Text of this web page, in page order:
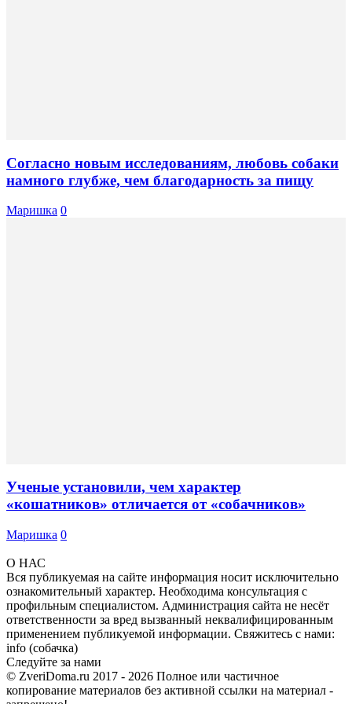
Согласно новым исследованиям, любовь собаки
намного глубже, чем благодарность за пищу
Маришка 0
Ученые установили, чем характер
«кошатников» отличается от «собачников»
Маришка 0
О НАС
Вся публикуемая на сайте информация носит исключительно
ознакомительный характер. Необходима консультация с
профильным специалистом. Администрация сайта не несёт
ответственности за вред вызванный неквалифицированным
применением публикуемой информации. Свяжитесь с нами:
info (собачка)
Следуйте за нами
© ZveriDoma.ru 2017 - 2026 Полное или частичное
копирование материалов без активной ссылки на материал -